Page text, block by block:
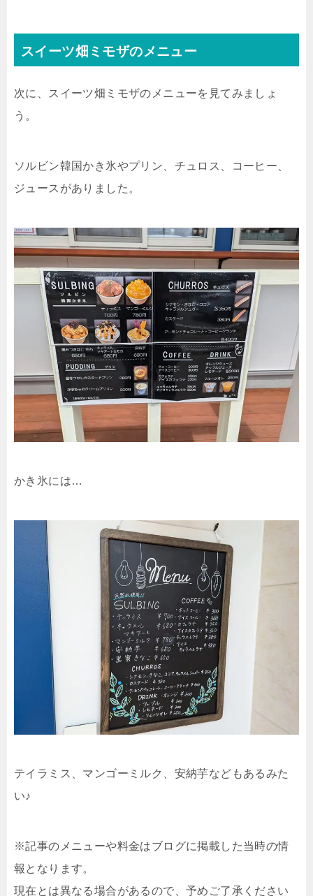
スイーツ畑ミモザのメニュー
次に、スイーツ畑ミモザのメニューを見てみましょ
う。
ソルビン韓国かき氷やプリン、チュロス、コーヒー、
ジュースがありました。
かき氷には…
テイラミス、マンゴーミルク、安納芋などもあるみた
い♪
※記事のメニューや料金はブログに掲載した当時の情
報となります。
現在とは異なる場合があるので、予めご了承ください